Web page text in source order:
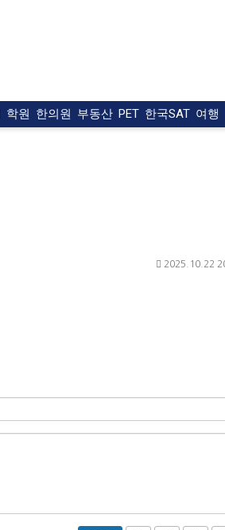
학원 한의원 부동산 PET 한국SAT 여행
2025.10.22